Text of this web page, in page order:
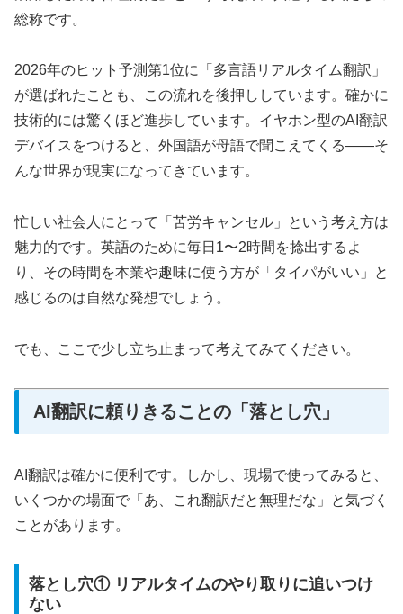
総称です。
2026年のヒット予測第1位に「多言語リアルタイム翻訳」
が選ばれたことも、この流れを後押ししています。確かに
技術的には驚くほど進歩しています。イヤホン型のAI翻訳
デバイスをつけると、外国語が母語で聞こえてくる——そ
んな世界が現実になってきています。
忙しい社会人にとって「苦労キャンセル」という考え方は
魅力的です。英語のために毎日1〜2時間を捻出するよ
り、その時間を本業や趣味に使う方が「タイパがいい」と
感じるのは自然な発想でしょう。
でも、ここで少し立ち止まって考えてみてください。
AI翻訳に頼りきることの「落とし穴」
AI翻訳は確かに便利です。しかし、現場で使ってみると、
いくつかの場面で「あ、これ翻訳だと無理だな」と気づく
ことがあります。
落とし穴① リアルタイムのやり取りに追いつけ
ない